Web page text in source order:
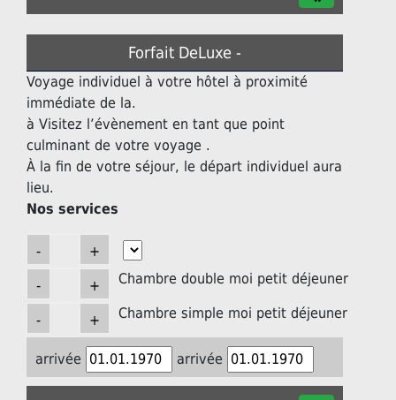
Forfait DeLuxe -
Voyage individuel à votre hôtel à proximité
immédiate de la.
à Visitez l’évènement en tant que point
culminant de votre voyage .
À la fin de votre séjour, le départ individuel aura
lieu.
Nos services
Chambre double moi petit déjeuner
Chambre simple moi petit déjeuner
arrivée arrivée